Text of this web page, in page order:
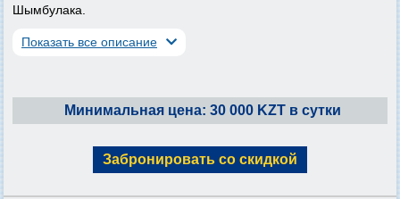
Шымбулака.
Показать все описание
Минимальная цена: 30 000 KZT в сутки
Забронировать со скидкой